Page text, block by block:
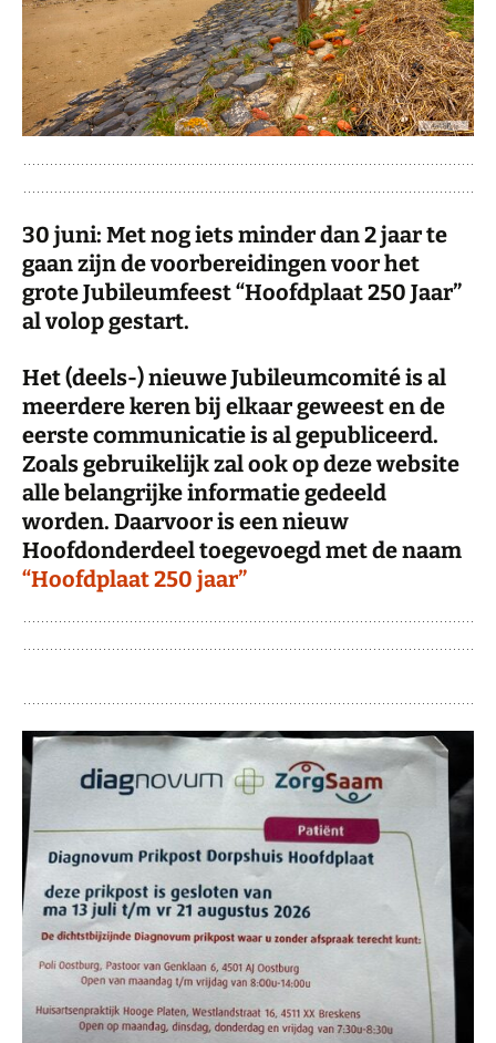
30 juni: Met nog iets minder dan 2 jaar te
gaan zijn de voorbereidingen voor het
grote Jubileumfeest “Hoofdplaat 250 Jaar”
al volop gestart.
Het (deels-) nieuwe Jubileumcomité is al
meerdere keren bij elkaar geweest en de
eerste communicatie is al gepubliceerd.
Zoals gebruikelijk zal ook op deze website
alle belangrijke informatie gedeeld
worden. Daarvoor is een nieuw
Hoofdonderdeel toegevoegd met de naam
“Hoofdplaat 250 jaar”